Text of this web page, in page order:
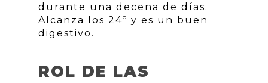
durante una decena de días.
Alcanza los 24º y es un buen
digestivo.
ROL DE LAS